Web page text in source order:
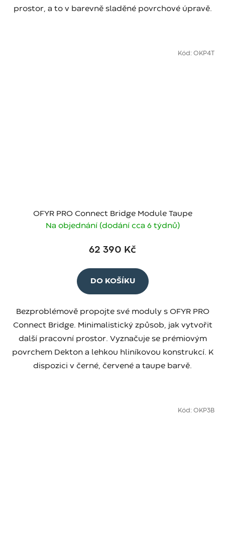
prostor, a to v barevně sladěné povrchové úpravě.
OFYR PRO Connect Bridge Module Taupe
Na objednání (dodání cca 6 týdnů)
62 390 Kč
DO KOŠÍKU
Bezproblémově propojte své moduly s OFYR PRO
Connect Bridge. Minimalistický způsob, jak vytvořit
další pracovní prostor. Vyznačuje se prémiovým
povrchem Dekton a lehkou hliníkovou konstrukcí. K
dispozici v černé, červené a taupe barvě.
Kód: OKP4T
Kód: OKP3B